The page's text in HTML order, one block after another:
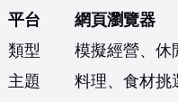
平台
網頁瀏覽器
類型
模擬經營、休
主題
料理、食材挑